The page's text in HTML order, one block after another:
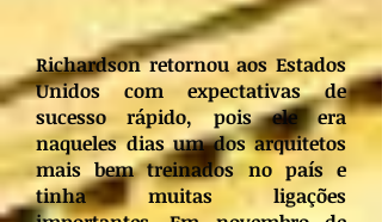
Richardson retornou aos Estados
Unidos com expectativas de
sucesso rápido, pois ele era
naqueles dias um dos arquitetos
mais bem treinados no país e
tinha muitas ligações